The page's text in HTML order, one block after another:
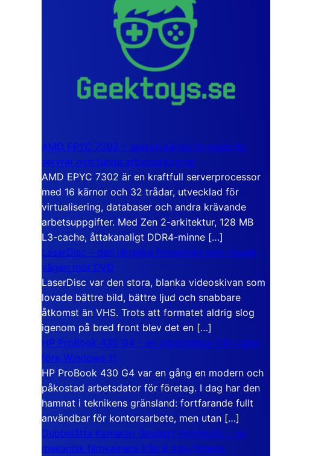
AMD EPYC 7302 – sexton kärnor byggda för
servrar och tunga arbetsstationer
AMD EPYC 7302 är en kraftfull serverprocessor
med 16 kärnor och 32 trådar, utvecklad för
virtualisering, databaser och andra krävande
arbetsuppgifter. Med Zen 2-arkitektur, 128 MB
L3-cache, åttakanaligt DDR4-minne […]
LaserDisc – den jättelika filmskivan som visade
vägen mot DVD
LaserDisc var den stora, blanka videoskivan som
lovade bättre bild, bättre ljud och snabbare
åtkomst än VHS. Trots att formatet aldrig slog
igenom på bred front blev det en […]
HP ProBook 430 G4 – en arbetsdator från tiden
före Windows 11
HP ProBook 430 G4 var en gång en modern och
påkostad arbetsdator för företag. I dag har den
hamnat i teknikens gränsland: fortfarande fullt
användbar för kontorsarbete, men utan […]
Dubbelåtta Kameran Gevaert Automatic – en
mekanisk filmkamera från 8 mm-filmens